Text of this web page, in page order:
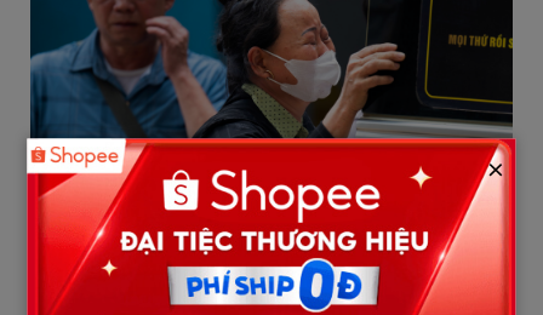
Nhiều người thân không khỏi xót xa trước sự ra đi đột ngột của
cháu Hiện trường căn phòng xảy ra sự việc (Ảnh: Như Hoàn)
×